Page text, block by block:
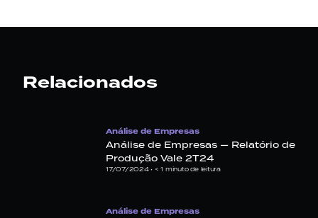
Relacionados
Análise de Empresas
Análise de Empresas — Relatório de
Produção Vale 2T24
17/07/2024 • < 1 minuto de leitura
Análise de Empresas